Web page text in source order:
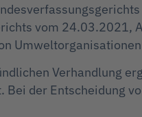
vom 24.03.2021,
Verhandlung
Bei der Entscheidung